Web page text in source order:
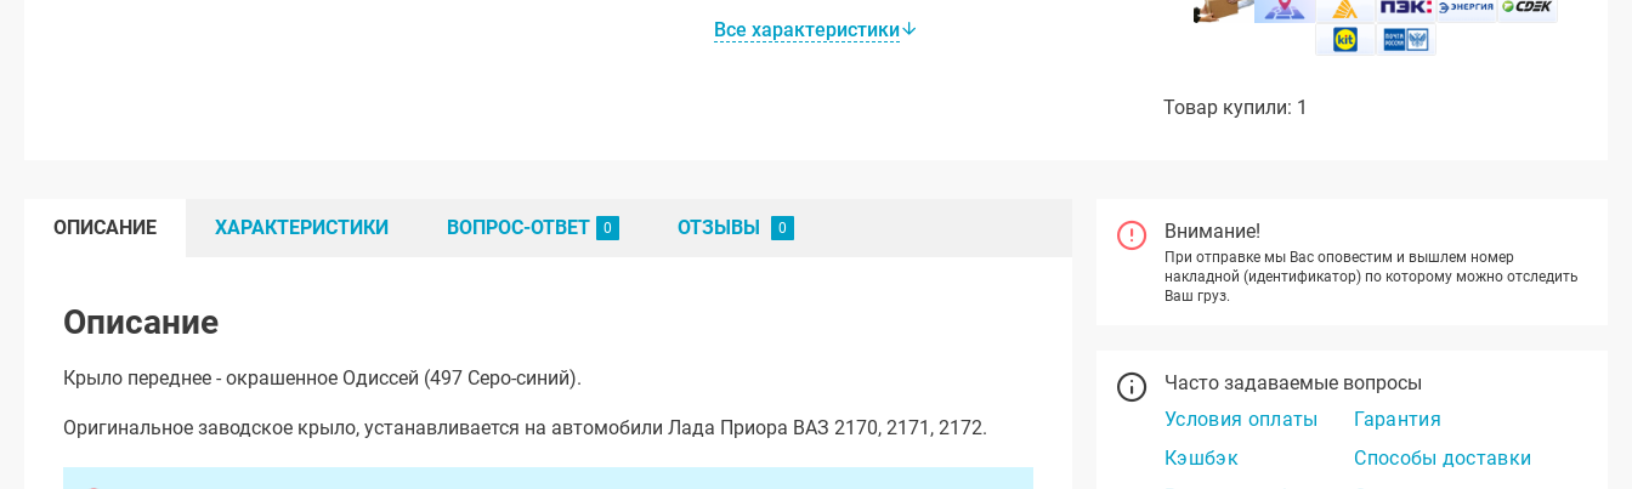
Все характеристики
Товар купили: 1
Внимание!
При отправке мы Вас оповестим и вышлем номер
накладной (идентификатор) по которому можно отследить
Ваш груз.
Часто задаваемые вопросы
Условия оплаты
Гарантия
Кэшбэк
Способы доставки
ОПИСАНИЕ ХАРАКТЕРИСТИКИ ВОПРОС-ОТВЕТ ОТЗЫВЫ
Описание
Крыло переднее - окрашенное Одиссей (497 Серо-синий).
Оригинальное заводское крыло, устанавливается на автомобили Лада Приора ВАЗ 2170, 2171, 2172.